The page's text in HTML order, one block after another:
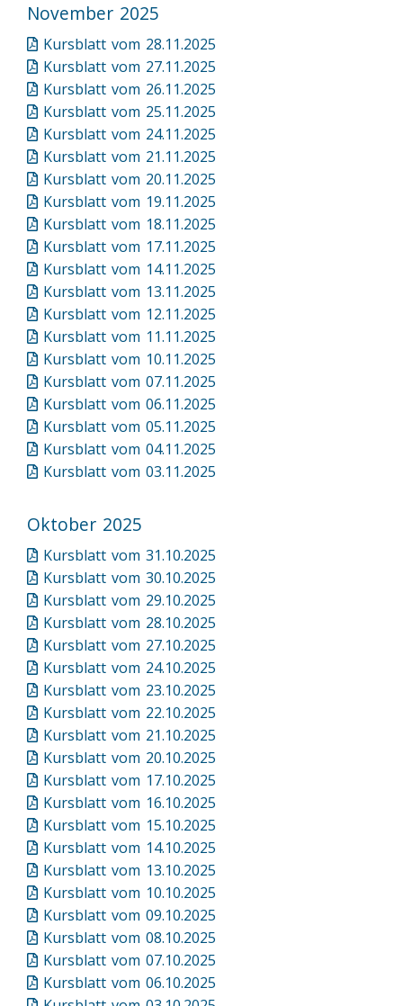
November 2025
Kursblatt vom 28.11.2025
Kursblatt vom 27.11.2025
Kursblatt vom 26.11.2025
Kursblatt vom 25.11.2025
Kursblatt vom 24.11.2025
Kursblatt vom 21.11.2025
Kursblatt vom 20.11.2025
Kursblatt vom 19.11.2025
Kursblatt vom 18.11.2025
Kursblatt vom 17.11.2025
Kursblatt vom 14.11.2025
Kursblatt vom 13.11.2025
Kursblatt vom 12.11.2025
Kursblatt vom 11.11.2025
Kursblatt vom 10.11.2025
Kursblatt vom 07.11.2025
Kursblatt vom 06.11.2025
Kursblatt vom 05.11.2025
Kursblatt vom 04.11.2025
Kursblatt vom 03.11.2025
Oktober 2025
Kursblatt vom 31.10.2025
Kursblatt vom 30.10.2025
Kursblatt vom 29.10.2025
Kursblatt vom 28.10.2025
Kursblatt vom 27.10.2025
Kursblatt vom 24.10.2025
Kursblatt vom 23.10.2025
Kursblatt vom 22.10.2025
Kursblatt vom 21.10.2025
Kursblatt vom 20.10.2025
Kursblatt vom 17.10.2025
Kursblatt vom 16.10.2025
Kursblatt vom 15.10.2025
Kursblatt vom 14.10.2025
Kursblatt vom 13.10.2025
Kursblatt vom 10.10.2025
Kursblatt vom 09.10.2025
Kursblatt vom 08.10.2025
Kursblatt vom 07.10.2025
Kursblatt vom 06.10.2025